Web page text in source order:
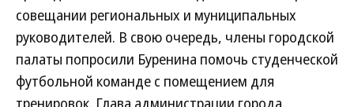
совещании региональных и муниципальных
руководителей. В свою очередь, члены городской
палаты попросили Буренина помочь студенческой
футбольной команде с помещением для
тренировок. Глава администрации города